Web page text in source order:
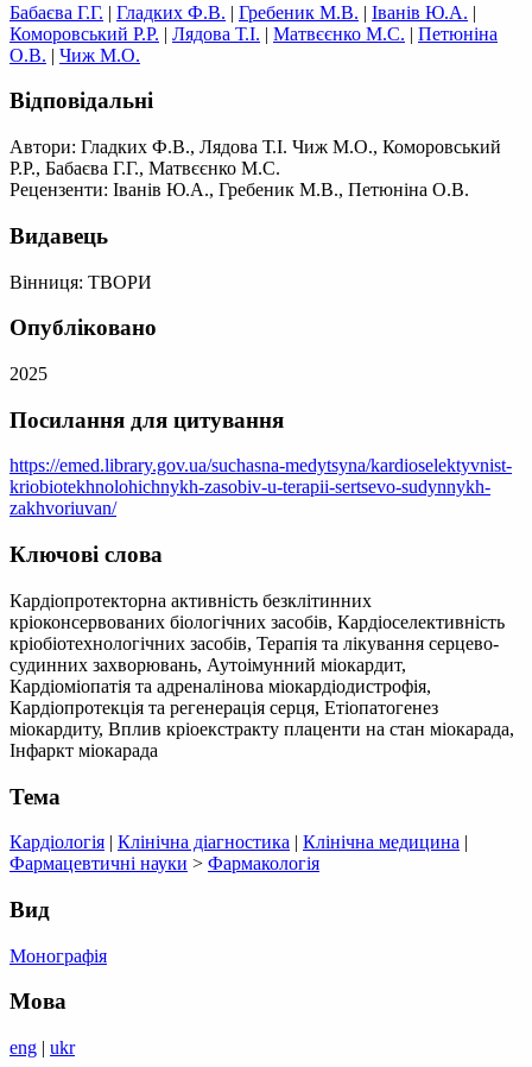
Бабаєва Г.Г. | Гладких Ф.В. | Гребеник М.В. | Іванів Ю.А. |
Коморовський Р.Р. | Лядова Т.І. | Матвєєнко М.С. | Петюніна
О.В. | Чиж М.О.
Відповідальні
Автори: Гладких Ф.В., Лядова Т.І. Чиж М.О., Коморовський
Р.Р., Бабаєва Г.Г., Матвєєнко М.С.
Рецензенти: Іванів Ю.А., Гребеник М.В., Петюніна О.В.
Видавець
Вінниця: ТВОРИ
Опубліковано
2025
Посилання для цитування
https://emed.library.gov.ua/suchasna-medytsyna/kardioselektyvnist-
kriobiotekhnolohichnykh-zasobiv-u-terapii-sertsevo-sudynnykh-
zakhvoriuvan/
Ключові слова
Кардіопротекторна активність безклітинних
кріоконсервованих біологічних засобів, Кардіоселективність
кріобіотехнологічних засобів, Терапія та лікування серцево-
судинних захворювань, Аутоімунний міокардит,
Кардіоміопатія та адреналінова міокардіодистрофія,
Кардіопротекція та регенерація серця, Етіопатогенез
міокардиту, Вплив кріоекстракту плаценти на стан міокарада,
Інфаркт міокарада
Тема
Кардіологія | Клінічна діагностика | Клінічна медицина |
Фармацевтичні науки > Фармакологія
Вид
Монографія
Мова
eng | ukr